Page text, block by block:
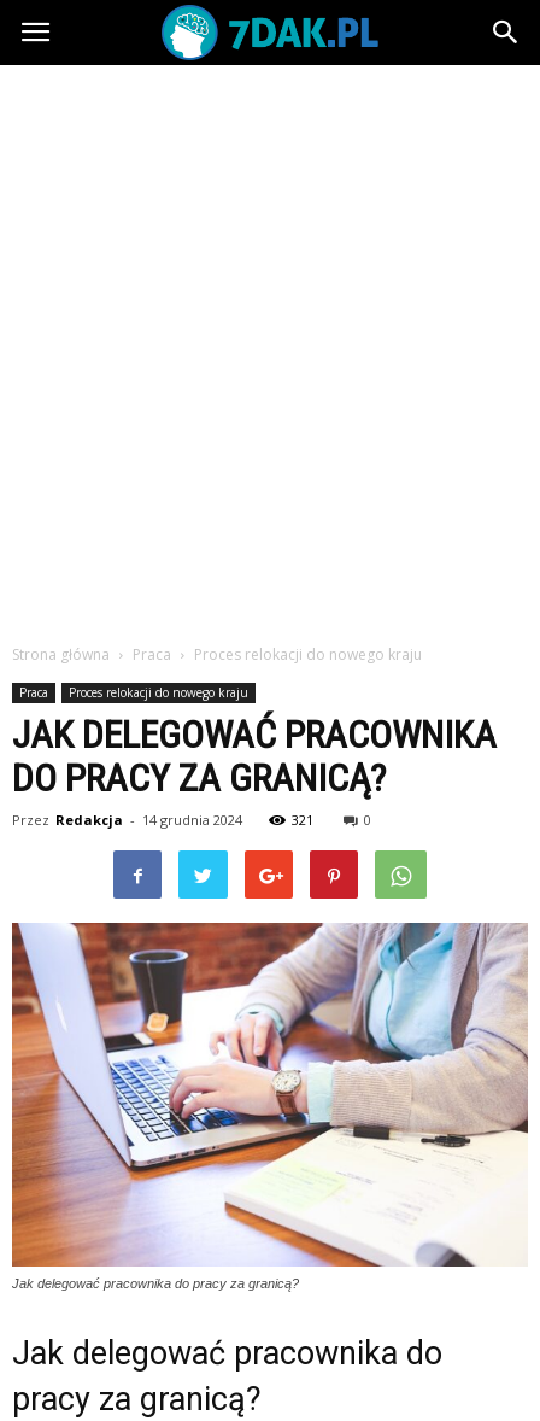
7dak.pl
Strona główna Praca Proces relokacji do nowego kraju
Praca Proces relokacji do nowego kraju
JAK DELEGOWAĆ PRACOWNIKA
DO PRACY ZA GRANICĄ?
Przez Redakcja - 14 grudnia 2024 321 0
Jak delegować pracownika do pracy za granicą?
Jak delegować pracownika do
pracy za granicą?